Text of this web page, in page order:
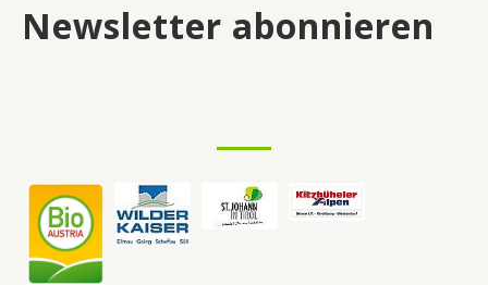
Newsletter abonnieren